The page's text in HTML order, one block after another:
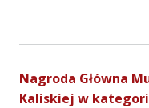
Nagroda Główna
Kaliskiej w